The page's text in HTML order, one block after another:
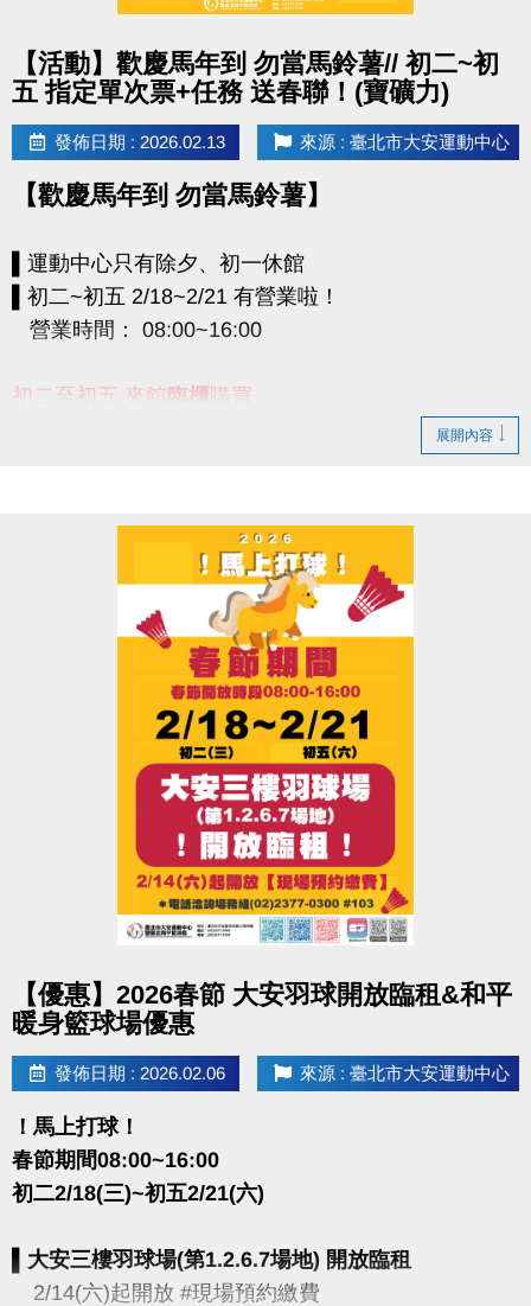
【活動】歡慶馬年到 勿當馬鈴薯// 初二~初
五 指定單次票+任務 送春聯！(寶礦力)
發佈日期 : 2026.02.13 來源 : 臺北市大安運動中心
【歡慶馬年到 勿當馬鈴薯】
▌運動中心只有除夕、初一休館
▌初二~初五 2/18~2/21 有營業啦！
營業時間： 08:00~16:00
初二至初五 來館臨櫃購買
泳池全票(110元) 或 體適能一個半小時全票(75元)，
加碼：體適能1.5小時全票(75元)入場後，可再兌換寶
★點我先加LIN (開啟新視窗)★
※春聯、寶礦力數量有限，送完為止。
［春 聯］限臨櫃購買當下領取，逾期不受理，敬請
於購票前，先行完成加入LINE步驟，以免造成排隊人
［寶礦力］體適能入場後，於體適能櫃台出示當日購
票證明(75元/1.5小時)，即可簽名兌換，敬請於當日出
場前兌換，逾期不受理。
種及補票皆不在此活動內。
※體適能使用須滿16歲(含)以上，進場請遵守泳池、體
適能場館管理規範，違者恕不得入場。
展開內容
【優惠】2026春節 大安羽球開放臨租&和平
暖身籃球場優惠
發佈日期 : 2026.02.06 來源 : 臺北市大安運動中心
！馬上打球！
春節期間08:00~16:00
初二2/18(三)~初五2/21(六)
▌大安三樓羽球場(第1.2.6.7場地) 開放臨租
2/14(六)起開放 #現場預約繳費